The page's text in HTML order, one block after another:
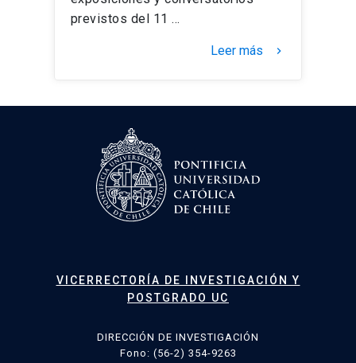
previstos del 11 …
Leer más keyboard_arrow_right
VICERRECTORÍA DE INVESTIGACIÓN Y
POSTGRADO UC
DIRECCIÓN DE INVESTIGACIÓN
Fono: (56-2) 354-9263